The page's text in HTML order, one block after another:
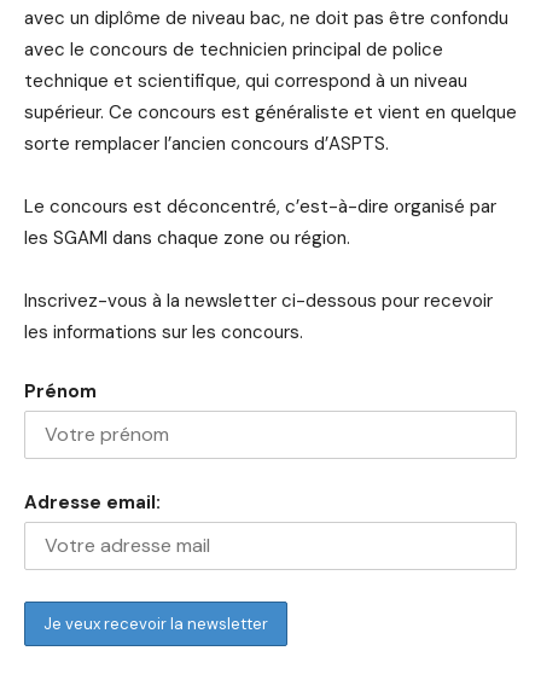
avec un diplôme de niveau bac, ne doit pas être confondu
avec le concours de technicien principal de police
technique et scientifique, qui correspond à un niveau
supérieur. Ce concours est généraliste et vient en quelque
sorte remplacer l’ancien concours d’ASPTS.
Le concours est déconcentré, c’est-à-dire organisé par
les SGAMI dans chaque zone ou région.
Inscrivez-vous à la newsletter ci-dessous pour recevoir
les informations sur les concours.
Prénom
Adresse email: